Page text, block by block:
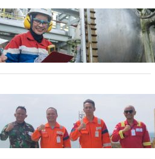
Gas Sales
Limau Melonjak
Pengamanan, Danlanal
Kunjungi Anjungan Bekapai